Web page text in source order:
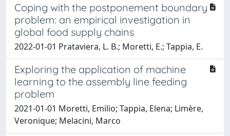
Coping with the postponement boundary
problem: an empirical investigation in
global food supply chains
2022-01-01 Prataviera, L. B.; Moretti, E.; Tappia, E.
Exploring the application of machine
learning to the assembly line feeding
problem
2021-01-01 Moretti, Emilio; Tappia, Elena; Limère,
Veronique; Melacini, Marco